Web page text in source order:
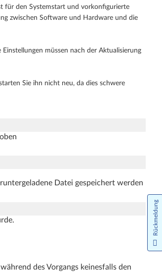
für den Systemstart und vorkonfigurierte
zwischen Software und Hardware und die
müssen nach der Aktualisierung
Sie ihn nicht neu, da dies schwere
Datei gespeichert werden
des Vorgangs keinesfalls den
Rückmeldung